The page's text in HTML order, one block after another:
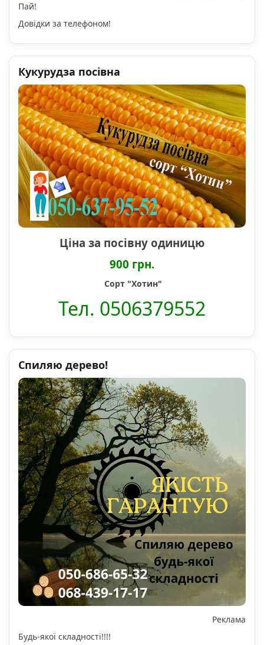
Пай!
Довідки за телефоном!
Кукурудза посівна
Ціна за посівну одиницю
900 грн.
Сорт "Хотин"
Тел. 0506379552
Спиляю дерево!
Реклама
Будь-якої складності!!!!